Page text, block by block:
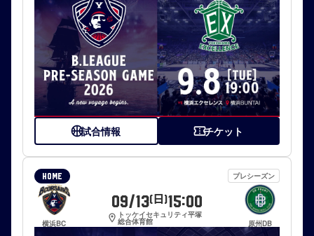
sports_basketball試合情報 confirmation_numberチケット
HOME プレシーズン
横浜BC
09/13(日) 15:00
location_on トッケイセキュリティ平塚
総合体育館 原州DB